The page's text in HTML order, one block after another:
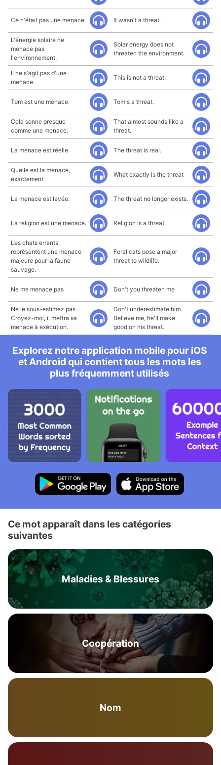
Ce n'était pas une menace. It wasn't a threat.
L'énergie solaire ne
menace pas
l'environnement.
Solar energy does not
threaten the environment.
Il ne s'agit pas d'une
menace.
This is not a threat.
Tom est une menace. Tom's a threat.
Cela sonne presque
comme une menace.
That almost sounds like a
threat.
La menace est réelle. The threat is real.
Quelle est la menace,
exactement
What exactly is the threat
La menace est levée. The threat no longer exists.
La religion est une menace. Religion is a threat.
Les chats errants
représentent une menace
majeure pour la faune
sauvage.
Feral cats pose a major
threat to wildlife.
Ne me menace pas Don't you threaten me
Ne le sous-estimez pas.
Croyez-moi, il mettra sa
menace à exécution.
Don't underestimate him.
Believe me, he'll make
good on his threat.
Explorez notre application mobile pour iOS
et Android qui contient tous les mots les
plus fréquemment utilisés
Ce mot apparaît dans les catégories
suivantes
Maladies & Blessures
Coopération
Nom